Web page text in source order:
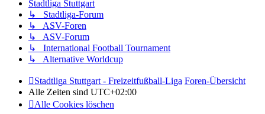
Stadtliga Stuttgart
↳ Stadtliga-Forum
↳ ASV-Foren
↳ ASV-Forum
↳ International Football Tournament
↳ Alternative Worldcup
Stadtliga Stuttgart - Freizeitfußball-Liga Foren-Übersicht
Alle Zeiten sind UTC+02:00
Alle Cookies löschen